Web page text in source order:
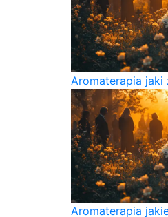
Aromaterapia jaki
Aromaterapia